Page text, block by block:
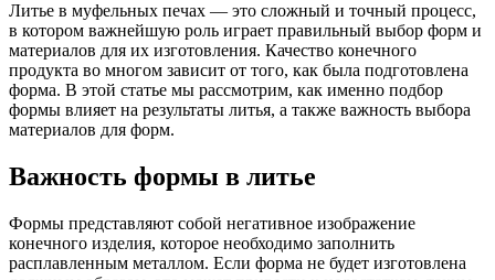
Литье в муфельных печах — это сложный и точный процесс,
в котором важнейшую роль играет правильный выбор форм и
материалов для их изготовления. Качество конечного
продукта во многом зависит от того, как была подготовлена
форма. В этой статье мы рассмотрим, как именно подбор
формы влияет на результаты литья, а также важность выбора
материалов для форм.
Важность формы в литье
Формы представляют собой негативное изображение
конечного изделия, которое необходимо заполнить
расплавленным металлом. Если форма не будет изготовлена